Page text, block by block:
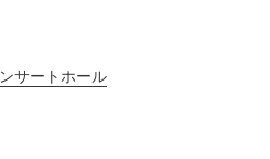
サートホール